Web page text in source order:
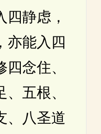
静虑，
亦能入四
念住、
五根、
、八圣道